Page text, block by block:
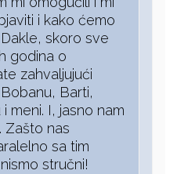
i kako ćemo
skoro sve
godina o
zahvaljujući
Barti,
meni. I, jasno nam
Zašto nas
sa tim
stručni!